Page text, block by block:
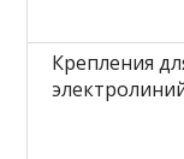
Крепления